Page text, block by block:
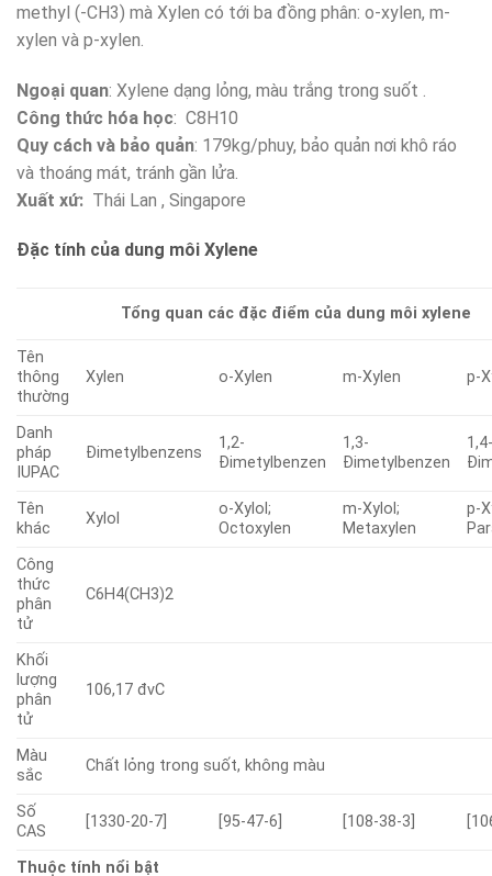
methyl (-CH3) mà Xylen có tới ba đồng phân: o-xylen, m-
xylen và p-xylen.
Ngoại quan: Xylene dạng lỏng, màu trắng trong suốt .
Công thức hóa học: C8H10
Quy cách và bảo quản: 179kg/phuy, bảo quản nơi khô ráo
và thoáng mát, tránh gần lửa.
Xuất xứ: Thái Lan , Singapore
Đặc tính của dung môi Xylene
Tổng quan các đặc điểm của dung môi xylene
Tên
thông
thường
Xylen o-Xylen m-Xylen p-
Danh
pháp
IUPAC
Đimetylbenzens
1,2-
Đimetylbenzen
1,3-
Đimetylbenzen
Tên
khác
Xylol
o-Xylol;
Octoxylen
m-Xylol;
Metaxylen
p-
Công
thức
phân
tử
C6H4(CH3)2­
Khối
lượng
phân
tử
106,17 đvC
Màu
sắc
Chất lỏng trong suốt, không màu
Số
CAS
[1330-20-7] [95-47-6] [108-38-3]
Thuộc tính nổi bật